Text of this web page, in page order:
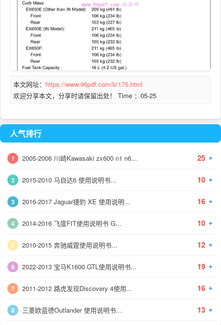
本文网址： https://www.96pdf.com/b/175.html
欢迎分享本文，分享时请保留出处！ Time ：05-25
人气排行
1 2005-2006 川崎Kawasaki zx600 n1 n6... 25 ✦
2 2015-2010 马自达6 使用说明书... 10 ✦
3 2016-2017 Jaguar捷豹 XE 使用说明... 16 ✦
4 2014-2016 飞度FIT使用说明书 G... 10 ✦
5 2010-2015 奔驰威霆使用说明书... 12 ✦
6 2022-2013 宝马K1600 GTL使用说明书... 19 ✦
7 2011-2012 路虎发现Discovery 4使用... 16 ✦
8 三菱欧蓝德Outlander 使用说明书... 13 ✦